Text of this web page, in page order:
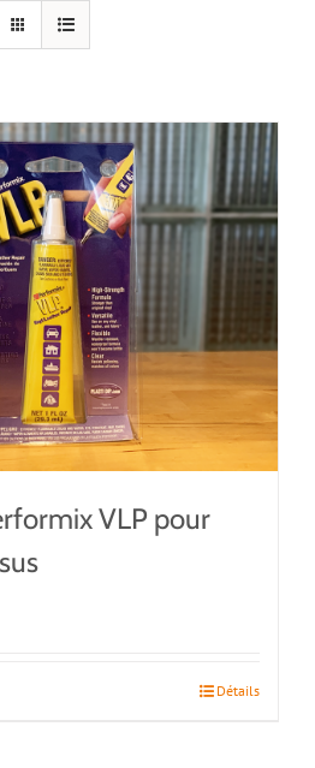
VLP pour
Détails